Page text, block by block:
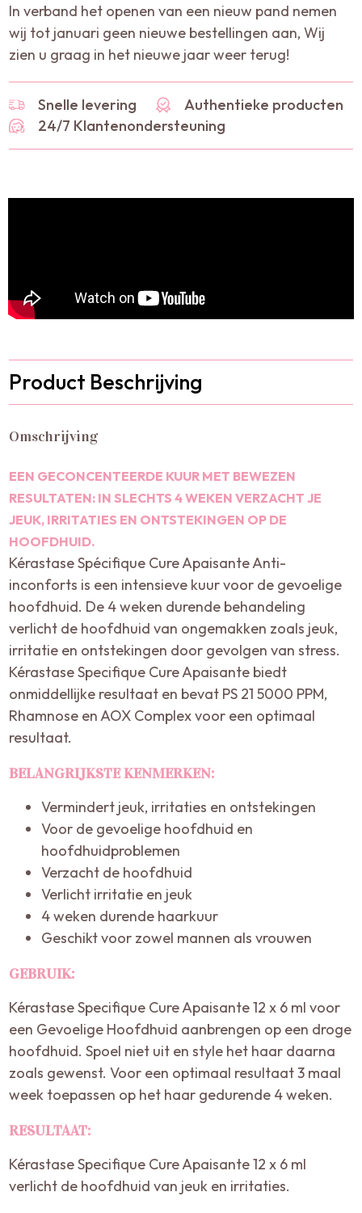
In verband het openen van een nieuw pand nemen
wij tot januari geen nieuwe bestellingen aan, Wij
zien u graag in het nieuwe jaar weer terug!
Snelle levering
Authentieke producten
24/7 Klantenondersteuning
Product Beschrijving
Omschrijving
EEN GECONCENTEERDE KUUR MET BEWEZEN
RESULTATEN: IN SLECHTS 4 WEKEN VERZACHT JE
JEUK, IRRITATIES EN ONTSTEKINGEN OP DE
HOOFDHUID.
Kérastase Spécifique Cure Apaisante Anti-
inconforts is een intensieve kuur voor de gevoelige
hoofdhuid. De 4 weken durende behandeling
verlicht de hoofdhuid van ongemakken zoals jeuk,
irritatie en ontstekingen door gevolgen van stress.
Kérastase Specifique Cure Apaisante biedt
onmiddellijke resultaat en bevat PS 21 5000 PPM,
Rhamnose en AOX Complex voor een optimaal
resultaat.
BELANGRIJKSTE KENMERKEN:
Vermindert jeuk, irritaties en ontstekingen
Voor de gevoelige hoofdhuid en
hoofdhuidproblemen
Verzacht de hoofdhuid
Verlicht irritatie en jeuk
4 weken durende haarkuur
Geschikt voor zowel mannen als vrouwen
GEBRUIK:
Kérastase Specifique Cure Apaisante 12 x 6 ml voor
een Gevoelige Hoofdhuid aanbrengen op een droge
hoofdhuid. Spoel niet uit en style het haar daarna
zoals gewenst. Voor een optimaal resultaat 3 maal
week toepassen op het haar gedurende 4 weken.
RESULTAAT:
Kérastase Specifique Cure Apaisante 12 x 6 ml
verlicht de hoofdhuid van jeuk en irritaties.